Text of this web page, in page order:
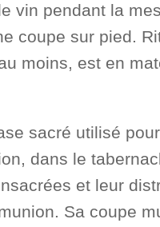
vin pendant la
coupe sur pied.
moins, est en
sacré utilisé
dans le
et leur
Sa coupe